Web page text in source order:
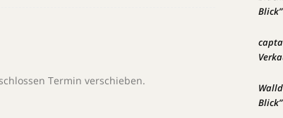
Termin verschieben.